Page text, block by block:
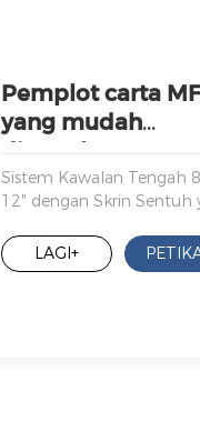
Pemplot carta
yang mudah
digunakan
Astral
Sistem Kawalan Tengah
12″ dengan Skrin Sentuh
Kekunci Tradisional
LAGI+